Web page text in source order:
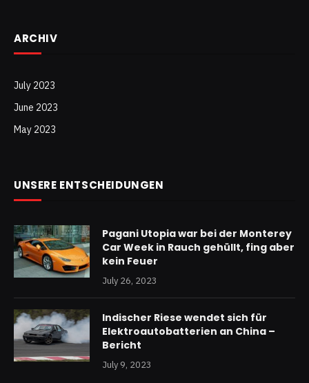
ARCHIV
July 2023
June 2023
May 2023
UNSERE ENTSCHEIDUNGEN
Pagani Utopia war bei der Monterey
Car Week in Rauch gehüllt, fing aber
kein Feuer
July 26, 2023
Indischer Riese wendet sich für
Elektroautobatterien an China –
Bericht
July 9, 2023